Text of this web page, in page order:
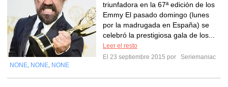
triunfadora en la 67ª edición de los
Emmy El pasado domingo (lunes
por la madrugada en España) se
celebró la prestigiosa gala de los...
Leer el resto
El 23 septiembre 2015 por
Seriemaniac
NONE NONE NONE